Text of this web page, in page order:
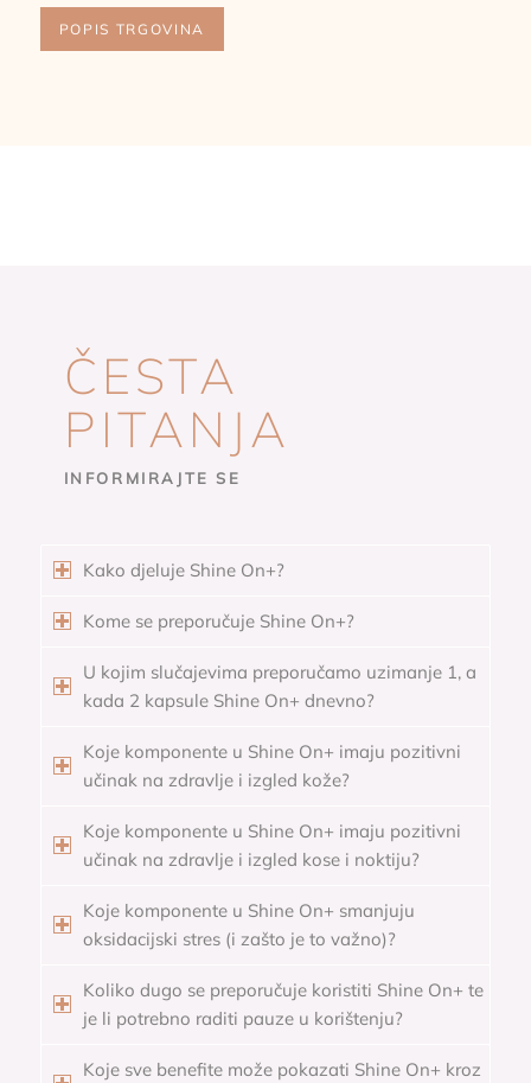
POPIS TRGOVINA
ČESTA
PITANJA
INFORMIRAJTE SE
Kako djeluje Shine On+?
Kome se preporučuje Shine On+?
U kojim slučajevima preporučamo uzimanje 1, a
kada 2 kapsule Shine On+ dnevno?
Koje komponente u Shine On+ imaju pozitivni
učinak na zdravlje i izgled kože?
Koje komponente u Shine On+ imaju pozitivni
učinak na zdravlje i izgled kose i noktiju?
Koje komponente u Shine On+ smanjuju
oksidacijski stres (i zašto je to važno)?
Koliko dugo se preporučuje koristiti Shine On+ te
je li potrebno raditi pauze u korištenju?
Koje sve benefite može pokazati Shine On+ kroz